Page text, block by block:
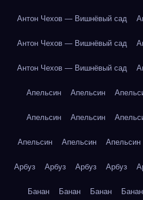
Антон Чехов — Вишнёвый сад
Антон Чехов — Вишнёвый сад
Антон Чехов — Вишнёвый сад
Апельсин Апельсин
Апельсин Апельсин
Апельсин Апельсин Апельсин
Арбуз Арбуз Арбуз Арбуз
Банан Банан Банан Банан